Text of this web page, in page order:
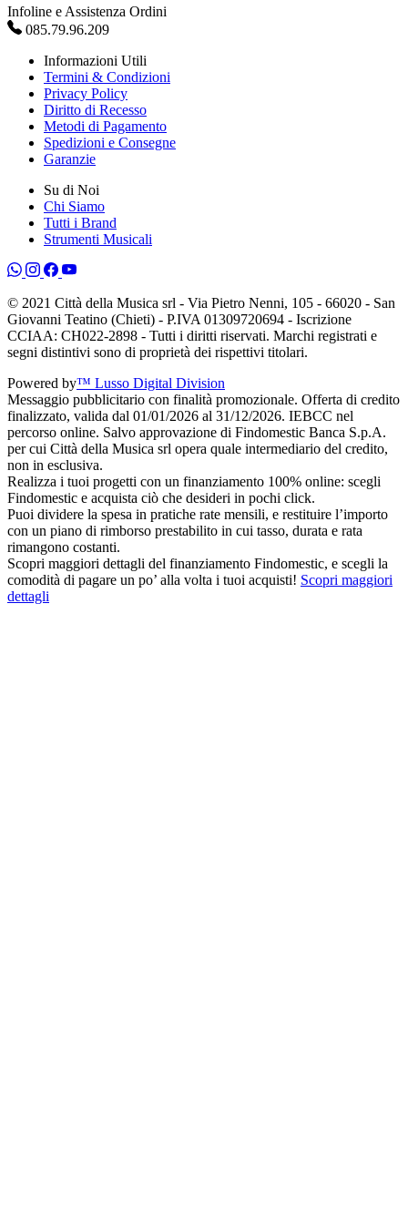
Infoline e Assistenza Ordini
085.79.96.209
Informazioni Utili
Termini & Condizioni
Privacy Policy
Diritto di Recesso
Metodi di Pagamento
Spedizioni e Consegne
Garanzie
Su di Noi
Chi Siamo
Tutti i Brand
Strumenti Musicali
© 2021 Città della Musica srl - Via Pietro Nenni, 105 - 66020 - San
Giovanni Teatino (Chieti) - P.IVA 01309720694 - Iscrizione
CCIAA: CH022-2898 - Tutti i diritti riservati. Marchi registrati e
segni distintivi sono di proprietà dei rispettivi titolari.
Powered by™ Lusso Digital Division
Messaggio pubblicitario con finalità promozionale. Offerta di credito
finalizzato, valida dal 01/01/2026 al 31/12/2026. IEBCC nel
percorso online. Salvo approvazione di Findomestic Banca S.p.A.
per cui Città della Musica srl opera quale intermediario del credito,
non in esclusiva.
Realizza i tuoi progetti con un finanziamento 100% online: scegli
Findomestic e acquista ciò che desideri in pochi click.
Puoi dividere la spesa in pratiche rate mensili, e restituire l’importo
con un piano di rimborso prestabilito in cui tasso, durata e rata
rimangono costanti.
Scopri maggiori dettagli del finanziamento Findomestic, e scegli la
comodità di pagare un po’ alla volta i tuoi acquisti! Scopri maggiori
dettagli